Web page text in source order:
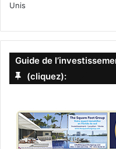
Unis
Guide de
(cliquez):